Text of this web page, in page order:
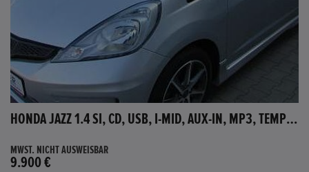
HONDA JAZZ 1.4 SI, CD, USB, I-MID, AUX-IN, MP3, TEMPOMAT
MWST. NICHT AUSWEISBAR
9.900 €